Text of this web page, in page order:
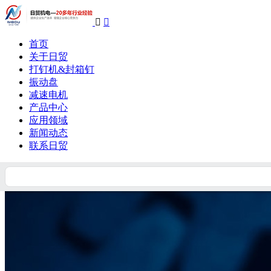
 
首页
关于日贸
打钉机&封箱钉
振动盘
减速电机
产品中心
应用领域
新闻动态
联系日贸